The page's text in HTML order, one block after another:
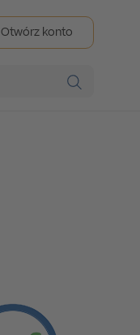
Otwórz konto